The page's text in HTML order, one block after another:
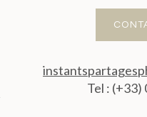
Tel :